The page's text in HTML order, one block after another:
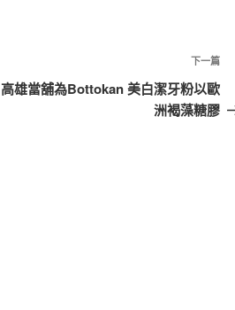
下
一
篇
下一篇
高雄當舖為Bottokan 美白潔牙粉以歐
洲褐藻糖膠